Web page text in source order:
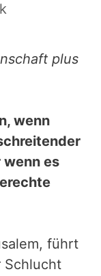
plus
wenn
wenn es
führt
Schlucht